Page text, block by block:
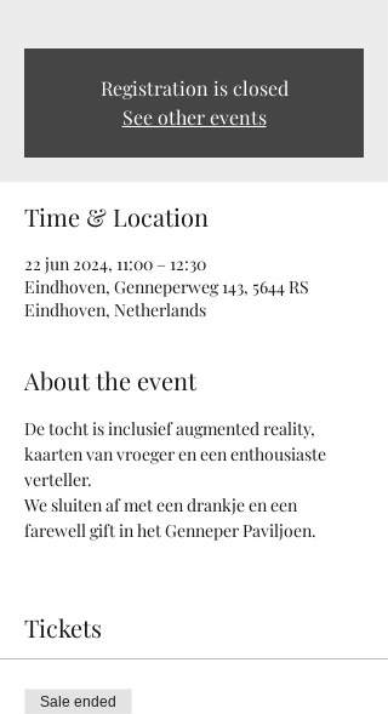
Registration is closed
See other events
Time & Location
22 jun 2024, 11:00 – 12:30
Eindhoven, Genneperweg 143, 5644 RS
Eindhoven, Netherlands
About the event
De tocht is inclusief augmented reality,
kaarten van vroeger en een enthousiaste
verteller.
We sluiten af met een drankje en een
farewell gift in het Genneper Paviljoen.
Tickets
Sale ended